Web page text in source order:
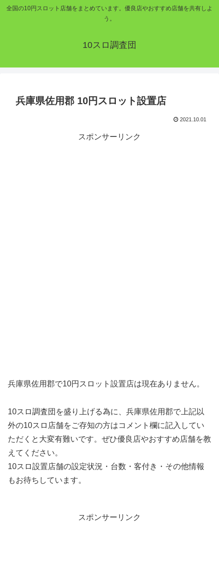
全国の10円スロット店舗をまとめています。優良店やおすすめ店舗を共有しよ
う。
10スロ調査団
兵庫県佐用郡 10円スロット設置店
2021.10.01
スポンサーリンク
兵庫県佐用郡で10円スロット設置店は現在ありません。
10スロ調査団を盛り上げる為に、兵庫県佐用郡で上記以
外の10スロ店舗をご存知の方はコメント欄に記入してい
ただくと大変有難いです。ぜひ優良店やおすすめ店舗を教
えてください。
10スロ設置店舗の設定状況・台数・客付き・その他情報
もお待ちしています。
スポンサーリンク